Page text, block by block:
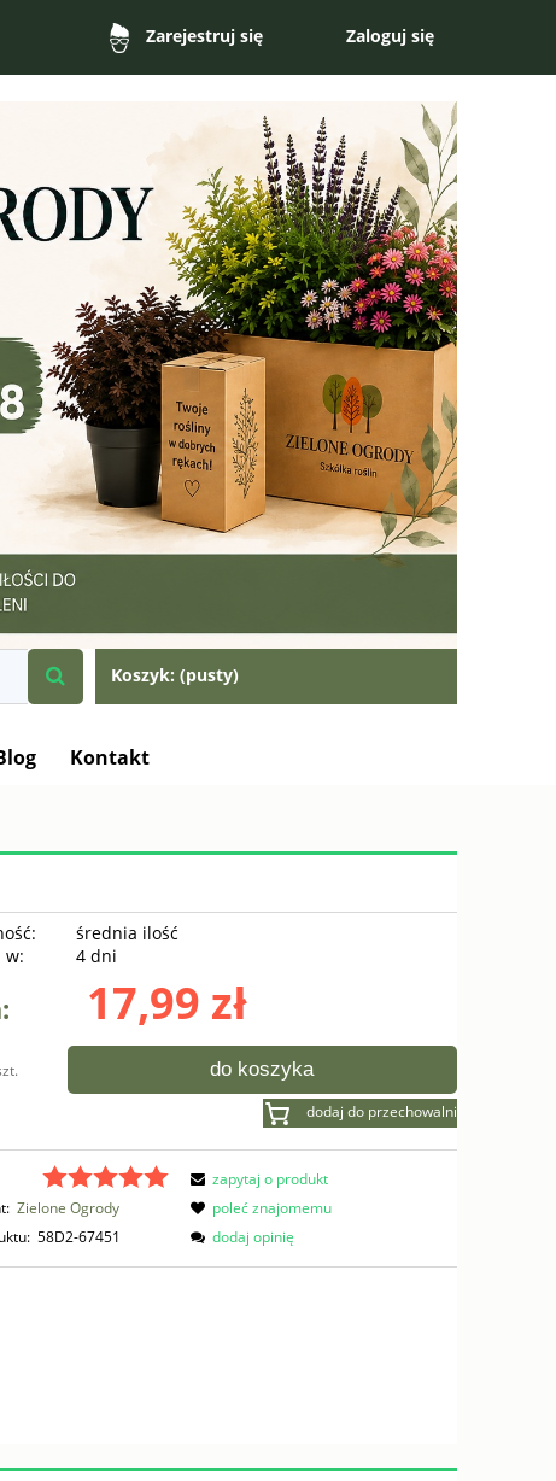
Zarejestruj się Zaloguj się
Koszyk: (pusty)
Kontakt
średnia ilość
w:
4 dni
17,99 zł
do koszyka
dodaj do przechowalni
Zielone Ogrody
58D2-67451
zapytaj o produkt
poleć znajomemu
dodaj opinię